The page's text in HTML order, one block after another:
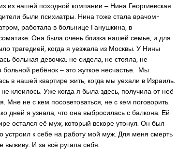
из нашей походной компании ‒ Нина Георгиевская.
были психиатры. Нина тоже стала врачом-
работала в больнице Ганушкина, в
Она была очень близка нашей семье, и для
трагедией, когда я уезжала из Москвы. У Нины
больная девочка: не сидела, не стояла, не
ребёнок ‒ это жуткое несчастье. Мы
в нашей квартире жить, когда мы уехали в Израиль.
клеилось. Уже когда я была здесь, получила от неё
не с кем посоветоваться, не с кем поговорить.
дней я узнала, что она выбросилась с балкона. Ей
остался её муж, который вскоре утонул. Он был
устроил к себе на работу мой муж. Для меня смерть
И за всё ругала себя.